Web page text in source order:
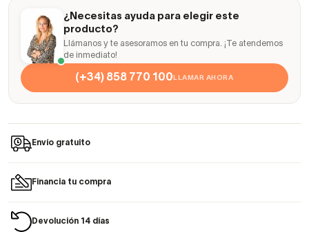
¿Necesitas ayuda para elegir este
producto?
Llámanos y te asesoramos en tu compra. ¡Te atendemos
de inmediato!
(+34) 858 770 100LLAMAR AHORA
Envío gratuito
Financia tu compra
Devolución 14 días